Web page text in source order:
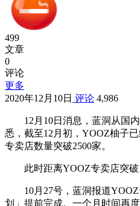
499
文章
0
评论
更多
2020年12月10日 评论 4,986
12月10日消息，蓝洞从国
悉，截至12月初，YOOZ柚子
专卖店数量突破2500家。
此时距离YOOZ专卖店突破
10月27号，蓝洞报道
划」提前完成。一个月时间再